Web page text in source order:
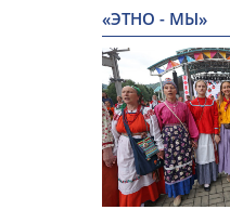
«ЭТНО - МЫ»